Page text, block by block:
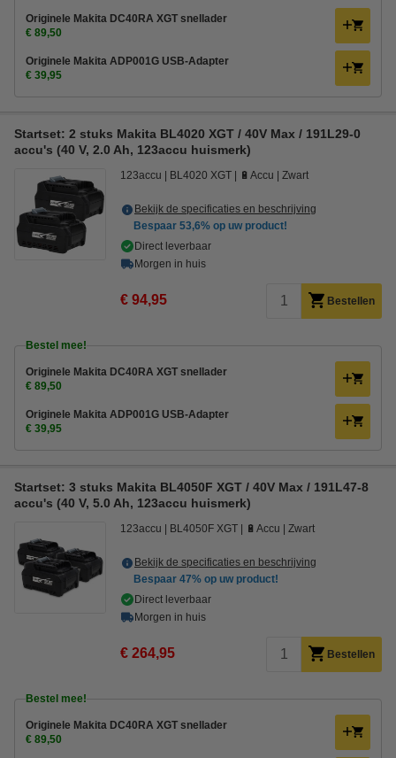
Originele Makita DC40RA XGT snellader
€ 89,50
Originele Makita ADP001G USB-Adapter
€ 39,95
Startset: 2 stuks Makita BL4020 XGT / 40V Max / 191L29-0
accu's (40 V, 2.0 Ah, 123accu huismerk)
123accu BL4020 XGT 🔋Accu Zwart
Bekijk de specificaties en beschrijving
Bespaar 53,6% op uw product!
Direct leverbaar
Morgen in huis
€ 94,95 Bestellen
Bestel mee!
Originele Makita DC40RA XGT snellader
€ 89,50
Originele Makita ADP001G USB-Adapter
€ 39,95
Startset: 3 stuks Makita BL4050F XGT / 40V Max / 191L47-8
accu's (40 V, 5.0 Ah, 123accu huismerk)
123accu BL4050F XGT 🔋Accu Zwart
Bekijk de specificaties en beschrijving
Bespaar 47% op uw product!
Direct leverbaar
Morgen in huis
€ 264,95 Bestellen
Bestel mee!
Originele Makita DC40RA XGT snellader
€ 89,50